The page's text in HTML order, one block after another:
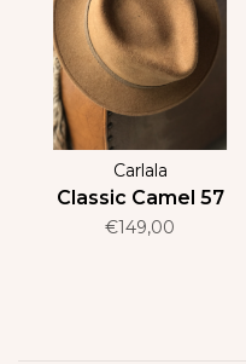
Carlala
Classic Camel 57
€149,00